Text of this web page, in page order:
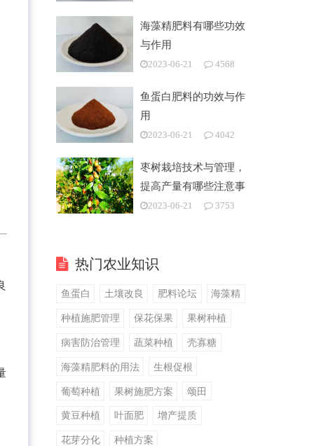
海藻精肥料有哪些功效
与作用
2023-06-21 4568
鱼蛋白肥料的功效与作
用
2023-06-21 4042
枣树栽培技术与管理，
提高产量有哪些注意事
项2023-06-21 3753
热门农业知识
鱼蛋白 土壤改良 肥料论坛 海藻精
种植施肥管理 保花保果 果树种植
病害防治管理 蔬菜种植 壳寡糖
海藻精肥料的用法 生根促根
葡萄种植 果树施肥方案 颂田
黄豆种植 叶面肥 增产提质
花芽分化 种植方案